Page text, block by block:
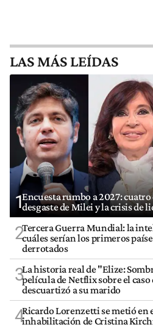
LAS MÁS LEÍDAS
1Encuesta rumbo a 2027:
desgaste de Milei y la crisis de
2Tercera Guerra Mundial: la
cuáles serían los primeros
derrotados
3La historia real de "Elize:
película de Netflix sobre el caso
descuartizó a su marido
4Ricardo Lorenzetti se metió en
inhabilitación de Cristina